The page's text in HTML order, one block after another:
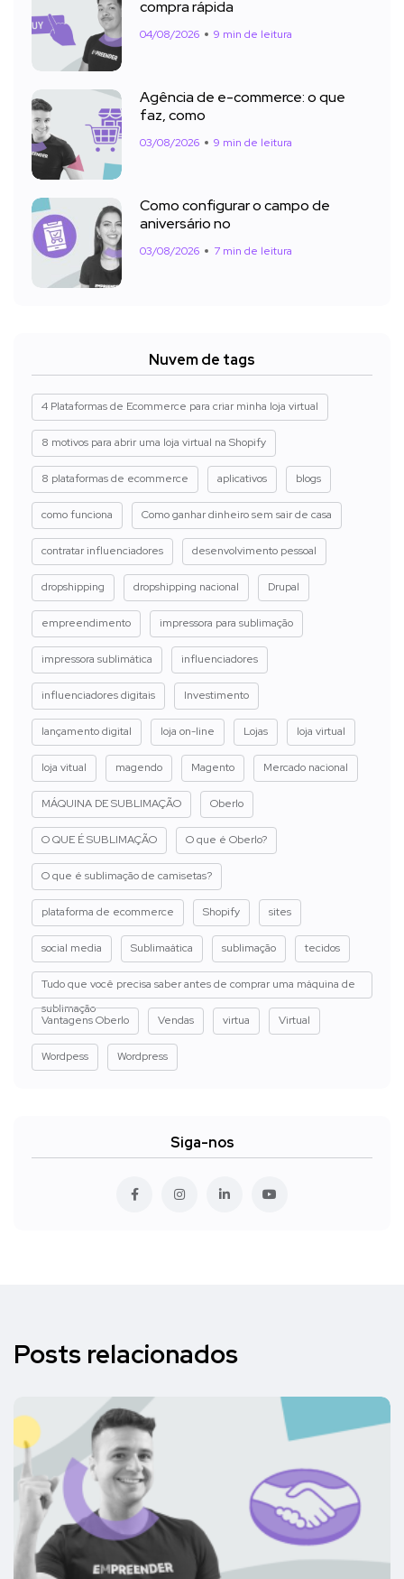
compra rápida
04/08/2026 9 min de leitura
Agência de e-commerce: o que
faz, como
03/08/2026 9 min de leitura
Como configurar o campo de
aniversário no
03/08/2026 7 min de leitura
Nuvem de tags
4 Plataformas de Ecommerce para criar minha loja virtual
8 motivos para abrir uma loja virtual na Shopify
8 plataformas de ecommerce aplicativos blogs
como funciona Como ganhar dinheiro sem sair de casa
contratar influenciadores desenvolvimento pessoal
dropshipping dropshipping nacional Drupal
empreendimento impressora para sublimação
impressora sublimática influenciadores
influenciadores digitais Investimento
lançamento digital loja on-line Lojas loja virtual
loja vitual magendo Magento Mercado nacional
MÁQUINA DE SUBLIMAÇÃO Oberlo
O QUE É SUBLIMAÇÃO O que é Oberlo?
O que é sublimação de camisetas?
plataforma de ecommerce Shopify sites
social media Sublimaática sublimação tecidos
Tudo que você precisa saber antes de comprar uma máquina de
sublimação
Vantagens Oberlo
Vendas virtua Virtual
Wordpess Wordpress
Siga-nos
Posts relacionados